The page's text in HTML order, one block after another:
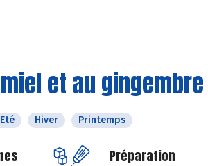
et au gingembre
Eté Hiver Printemps
Préparation